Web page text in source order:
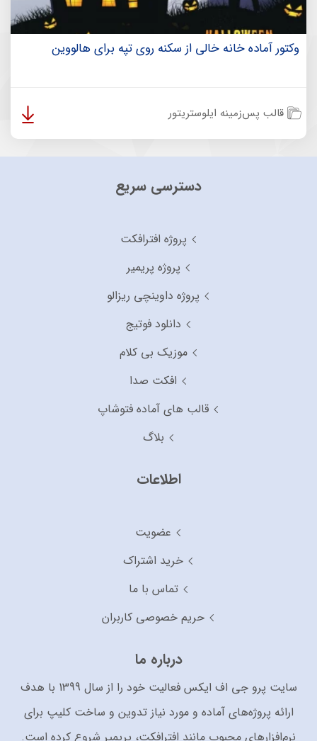
وکتور آماده خانه خالی از سکنه روی تپه برای هالووین
قالب پس‌زمینه ایلوستریتور
دسترسی سریع
پروژه افترافکت
پروژه پریمیر
پروژه داوینچی ریزالو
دانلود فوتیج
موزیک بی کلام
افکت صدا
قالب های آماده فتوشاپ
بلاگ
اطلاعات
عضویت
خرید اشتراک
تماس با ما
حریم خصوصی کاربران
درباره ما
سایت پرو جی اف ایکس فعالیت خود را از سال 1399 با هدف
ارائه پروژه‌های آماده و مورد نیاز تدوین و ساخت کلیپ برای
نرم‌افزارهای محبوب مانند افترافکت، پریمیر شروع کرده است.